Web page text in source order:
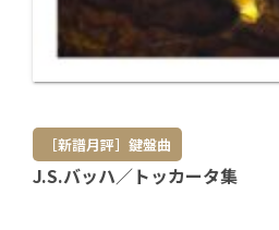
［新譜月評］鍵盤曲
J.S.バッハ／トッカータ集